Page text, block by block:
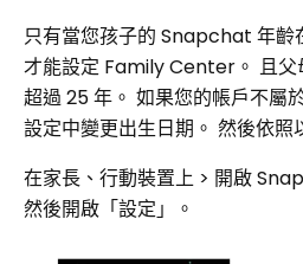
只有當您孩子的 Snapchat 年齡
才能設定 Family Center。 且
超過 25 年。 如果您的帳戶不屬
設定中變更出生日期。 然後依照
在家長、行動裝置上 > 開啟
然後開啟「設定」。